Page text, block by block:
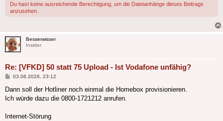
Du hast keine ausreichende Berechtigung, um die Dateianhänge dieses Beitrags
anzusehen.
Besserwisser
Insider
Re: [VFKD] 50 statt 75 Upload - Ist Vodafone unfähig?
Beitrag
03.06.2026, 23:12
Dann soll der Hotliner noch einmal die Homebox provisionieren.
Ich würde dazu die 0800-1721212 anrufen.
Internet-Störung